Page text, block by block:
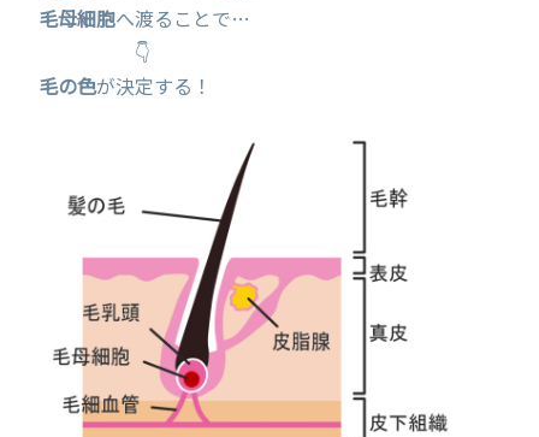
毛母細胞へ渡ることで…
👇
毛の色が決定する！